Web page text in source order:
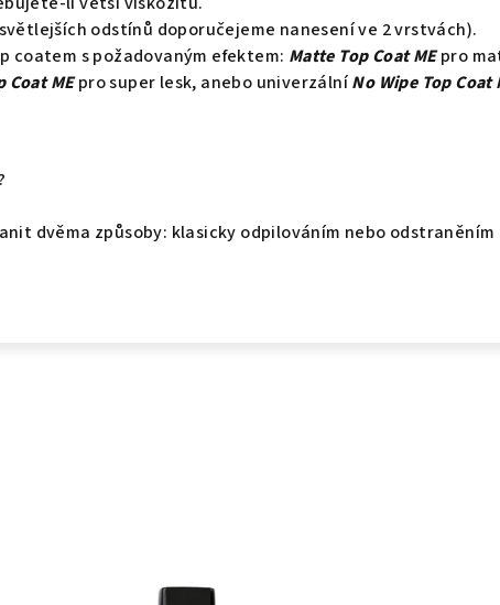
odstínů doporučejeme nanesení ve 2 vrstvách).
coatem s požadovaným efektem: Matte Top Coat MEpro
Coat MEpro super lesk, anebo univerzálníNo Wipe Top Coat
dvěma způsoby: klasicky odpilováním nebo odstraněním